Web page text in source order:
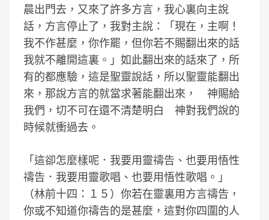
晨出門去，又來了許多方言，我心裏向主說
話，方言停止了，我對主說：「現在，主啊！
我不作甚麼，你作罷，但你若不賜翻出來的話
我就不離開這裏。」如此翻出來的話來了，所
有的都應驗，這是聖靈說話，所以聖靈能翻出
來，那說方言的就當求著能翻出來， 神賜給
我們，切不可在還不清楚明白 神對我們說的
時候就衝過去。
「這卻怎麼樣呢．我要用靈禱告、也要用悟性
禱告．我要用靈歌唱、也要用悟性歌唱。」
（林前十四：１５）你若在靈裏用方言禱告，
你或不知道你禱告的是甚麼，這對你四圍的人